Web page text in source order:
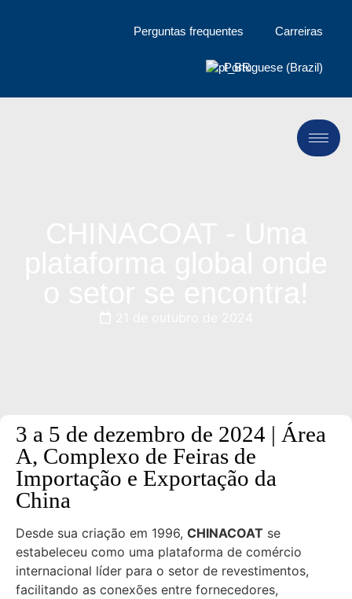
Perguntas frequentes Carreiras
Portuguese (Brazil)
3 a 5 de dezembro de 2024 | Área
A, Complexo de Feiras de
Importação e Exportação da
China
Desde sua criação em 1996, CHINACOAT se
estabeleceu como uma plataforma de comércio
internacional líder para o setor de revestimentos,
facilitando as conexões entre fornecedores,